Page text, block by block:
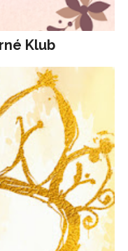
Klub